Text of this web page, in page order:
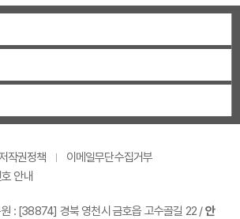
작권정책
이메일무단수집거부
안내
: [38874] 경북 영천시 금호읍 고수골길 22 /안